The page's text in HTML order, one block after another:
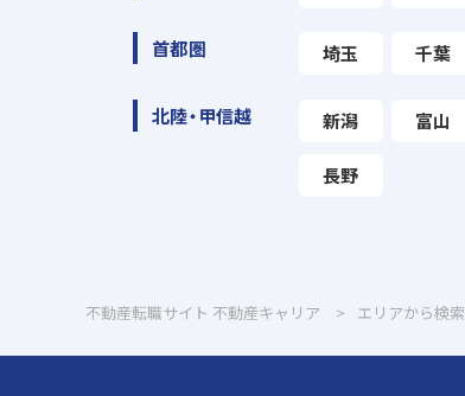
首都圏 埼玉 千葉
北陸・甲信越 新潟 富山
長野
不動産転職サイト 不動産キャリア エリアから検索